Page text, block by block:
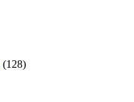
(128)